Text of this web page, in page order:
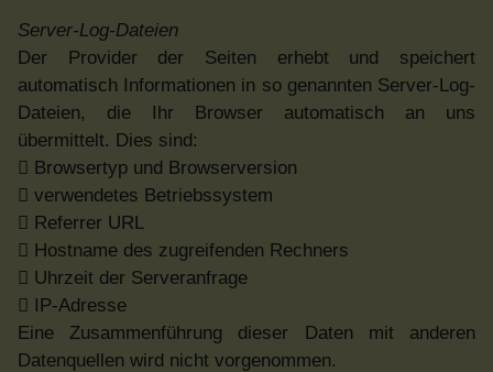
Server-Log-Dateien
Der Provider der Seiten erhebt und speichert
automatisch Informationen in so genannten Server-Log-
Dateien, die Ihr Browser automatisch an uns
übermittelt. Dies sind:
 Browsertyp und Browserversion
 verwendetes Betriebssystem
 Referrer URL
 Hostname des zugreifenden Rechners
 Uhrzeit der Serveranfrage
 IP-Adresse
Eine Zusammenführung dieser Daten mit anderen
Datenquellen wird nicht vorgenommen.